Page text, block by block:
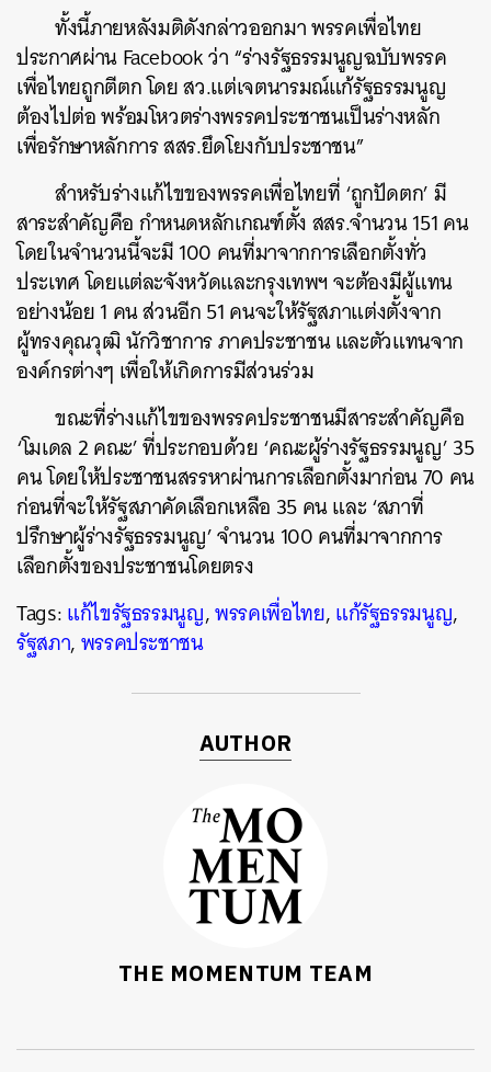
ทั้งนี้ภายหลังมติดังกล่าวออกมา พรรคเพื่อไทย
ประกาศผ่าน Facebook ว่า “ร่างรัฐธรรมนูญฉบับพรรค
เพื่อไทยถูกตีตก โดย สว.แต่เจตนารมณ์แก้รัฐธรรมนูญ
ต้องไปต่อ พร้อมโหวตร่างพรรคประชาชนเป็นร่างหลัก
เพื่อรักษาหลักการ สสร.ยึดโยงกับประชาชน”
สำหรับร่างแก้ไขของพรรคเพื่อไทยที่ ‘ถูกปัดตก’ มี
สาระสำคัญคือ กำหนดหลักเกณฑ์ตั้ง สสร.จำนวน 151 คน
โดยในจำนวนนี้จะมี 100 คนที่มาจากการเลือกตั้งทั่ว
ประเทศ โดยแต่ละจังหวัดและกรุงเทพฯ จะต้องมีผู้แทน
อย่างน้อย 1 คน ส่วนอีก 51 คนจะให้รัฐสภาแต่งตั้งจาก
ผู้ทรงคุณวุฒิ นักวิชาการ ภาคประชาชน และตัวแทนจาก
องค์กรต่างๆ เพื่อให้เกิดการมีส่วนร่วม
ขณะที่ร่างแก้ไขของพรรคประชาชนมีสาระสำคัญคือ
‘โมเดล 2 คณะ’ ที่ประกอบด้วย ‘คณะผู้ร่างรัฐธรรมนูญ’ 35
คน โดยให้ประชาชนสรรหาผ่านการเลือกตั้งมาก่อน 70 คน
ก่อนที่จะให้รัฐสภาคัดเลือกเหลือ 35 คน และ ‘สภาที่
ปรึกษาผู้ร่างรัฐธรรมนูญ’ จำนวน 100 คนที่มาจากการ
เลือกตั้งของประชาชนโดยตรง
Tags:แก้ไขรัฐธรรมนูญ,พรรคเพื่อไทย,แก้รัฐธรรมนูญ,
รัฐสภา,พรรคประชาชน
AUTHOR
THE MOMENTUM TEAM
SHARE TWEET LINE EMAIL